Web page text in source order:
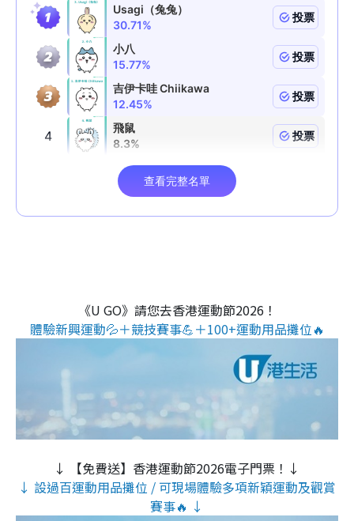
《U GO》請您去香港運動節2026！
體驗新興運動💦＋競技賽事💪＋100+運動用品攤位🔥
↓ 【免費送】香港運動節2026電子門票！↓
↓ 設過百運動用品攤位 / 可現場體驗多項新穎運動及觀賞
賽事🔥 ↓